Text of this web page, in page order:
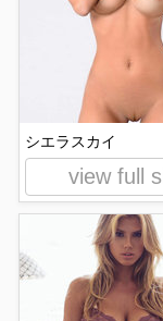
シエラスカイ
view full